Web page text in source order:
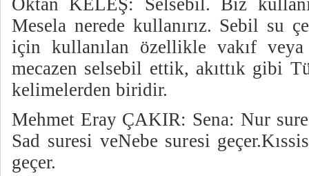
Oktan KELEŞ: Selsebil. Biz
Mesela nerede kullanırız. Sebil su
için kullanılan özellikle vakıf veya
mecazen selsebil ettik, akıttık gibi
kelimelerden biridir.
Mehmet Eray ÇAKIR: Sena: Nur
Sad suresi veNebe suresi
geçer.